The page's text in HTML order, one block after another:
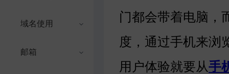
域名使用
邮箱
门都会带着电脑，
度，通过手机来浏
用户体验就要从手